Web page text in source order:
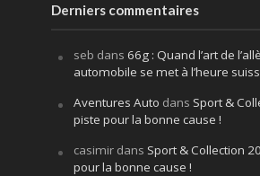
Derniers commentaires
seb dans 66g : Quand l’art de
automobile se met à l’heure
Aventures Auto dans Sport &
piste pour la bonne cause !
casimirdans Sport & Collection
pour la bonne cause !